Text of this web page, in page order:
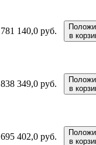
781 140,0 руб.
в
838 349,0 руб.
в
695 402,0 руб.
в